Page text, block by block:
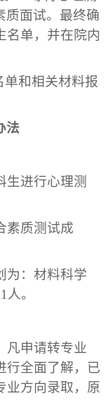
质面试。最终确
名单，并在院内
单和相关材料报
法
生进行心理测
素质测试成
为：材料科学
人。
凡申请转专业
行全面了解，已
业方向录取，原